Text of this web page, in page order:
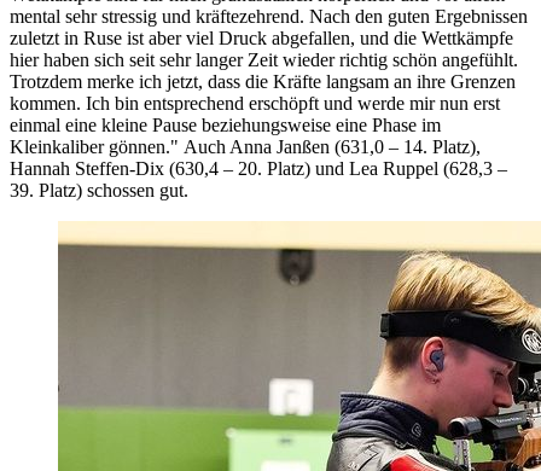
mental sehr stressig und kräftezehrend. Nach den guten Ergebnissen
zuletzt in Ruse ist aber viel Druck abgefallen, und die Wettkämpfe
hier haben sich seit sehr langer Zeit wieder richtig schön angefühlt.
Trotzdem merke ich jetzt, dass die Kräfte langsam an ihre Grenzen
kommen. Ich bin entsprechend erschöpft und werde mir nun erst
einmal eine kleine Pause beziehungsweise eine Phase im
Kleinkaliber gönnen." Auch Anna Janßen (631,0 – 14. Platz),
Hannah Steffen-Dix (630,4 – 20. Platz) und Lea Ruppel (628,3 –
39. Platz) schossen gut.